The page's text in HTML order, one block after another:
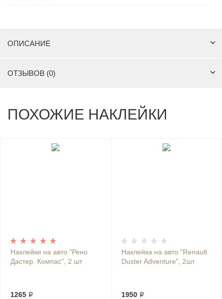
ОПИСАНИЕ
ОТЗЫВОВ (0)
ПОХОЖИЕ НАКЛЕЙКИ
Наклейки на авто "Рено
Дастер. Компас", 2 шт
1265 ₽
Наклейка на авто "Renault
Duster Adventure", 2шт
1950 ₽